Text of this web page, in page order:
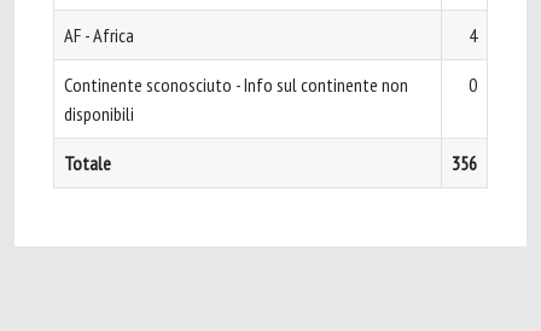
AF - Africa 4
Continente sconosciuto - Info sul continente non
disponibili
0
Totale 356